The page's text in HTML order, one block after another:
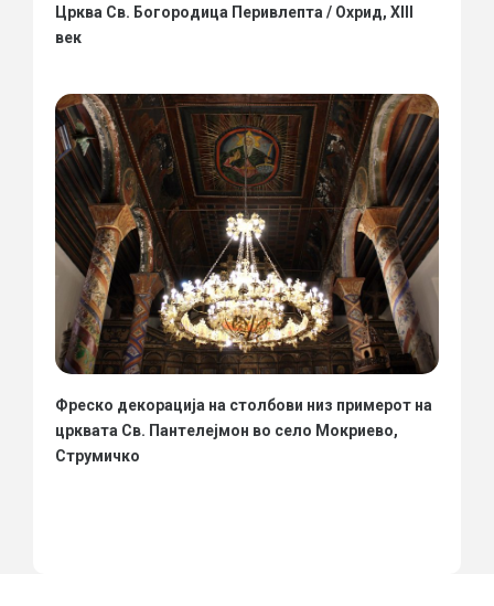
Црква Св. Богородица Перивлепта / Охрид, XIII
век
Фреско декорација на столбови низ примерот на
црквата Св. Пантелејмон во село Мокриево,
Струмичко